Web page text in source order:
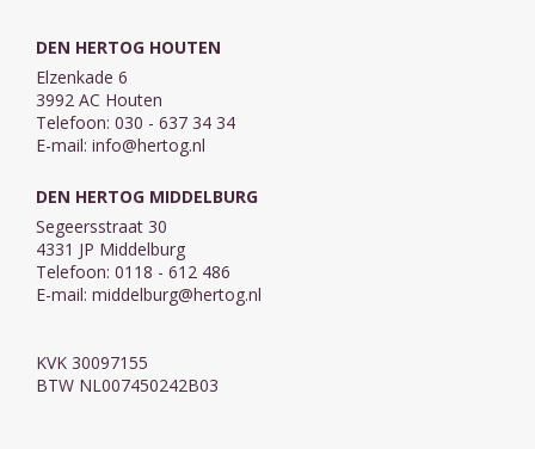
DEN HERTOG HOUTEN
Elzenkade 6
3992 AC Houten
Telefoon: 030 - 637 34 34
E-mail: info@hertog.nl
DEN HERTOG MIDDELBURG
Segeersstraat 30
4331 JP Middelburg
Telefoon: 0118 - 612 486
E-mail: middelburg@hertog.nl
KVK 30097155
BTW NL007450242B03